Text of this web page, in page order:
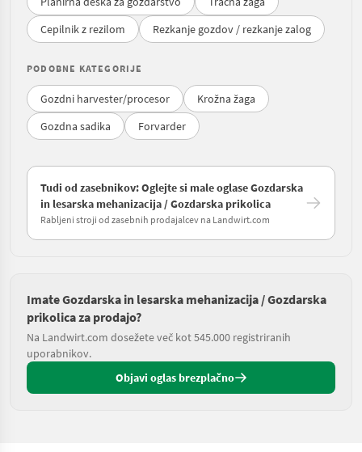
Cepilnik z rezilom
Rezkanje gozdov / rezkanje zalog
PODOBNE KATEGORIJE
Gozdni harvester/procesor
Krožna žaga
Gozdna sadika
Forvarder
Tudi od zasebnikov: Oglejte si male oglase Gozdarska
in lesarska mehanizacija / Gozdarska prikolica
Rabljeni stroji od zasebnih prodajalcev na Landwirt.com
Imate Gozdarska in lesarska mehanizacija / Gozdarska
prikolica za prodajo?
Na Landwirt.com dosežete več kot 545.000 registriranih
uporabnikov.
Objavi oglas brezplačno